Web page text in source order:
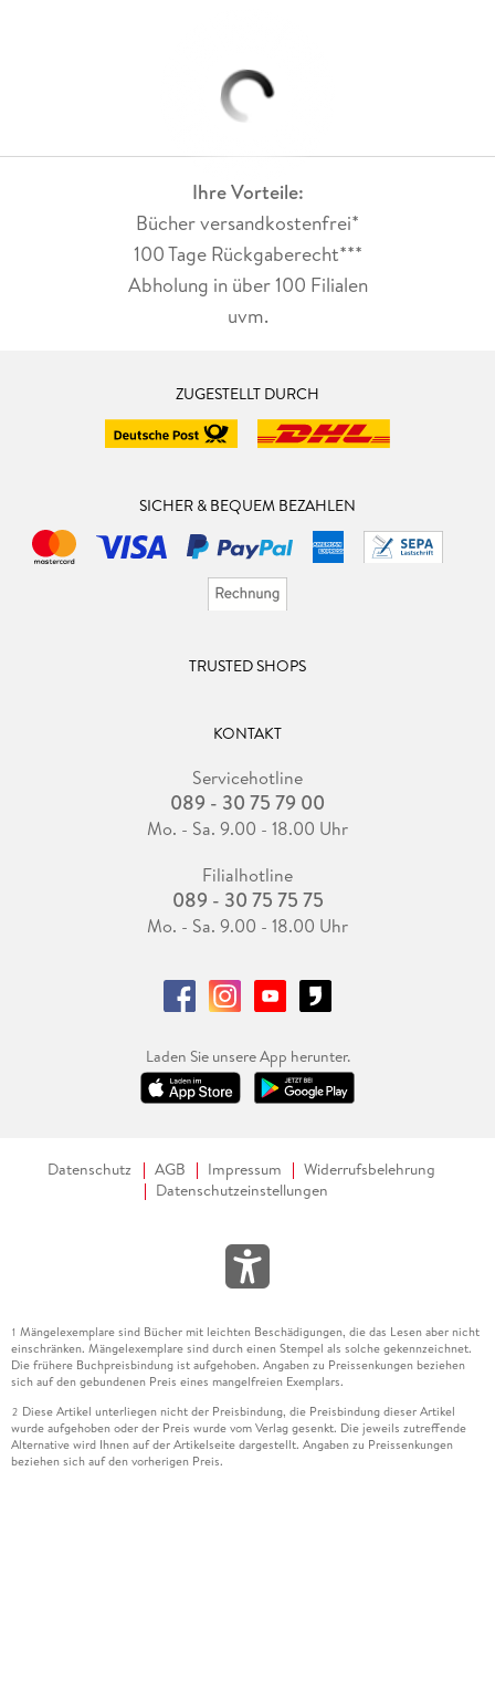
Ihre Vorteile:
Bücher versandkostenfrei*
100 Tage Rückgaberecht***
Abholung in über 100 Filialen
uvm.
ZUGESTELLT DURCH
SICHER & BEQUEM BEZAHLEN
TRUSTED SHOPS
KONTAKT
Servicehotline
089 - 30 75 79 00
Mo. - Sa. 9.00 - 18.00 Uhr
Filialhotline
089 - 30 75 75 75
Mo. - Sa. 9.00 - 18.00 Uhr
Laden Sie unsere App herunter.
Datenschutz AGB Impressum
Widerrufsbelehrung
Datenschutzeinstellungen
1 Mängelexemplare sind Bücher mit leichten Beschädigungen, die das Lesen aber nicht
einschränken. Mängelexemplare sind durch einen Stempel als solche gekennzeichnet.
Die frühere Buchpreisbindung ist aufgehoben. Angaben zu Preissenkungen beziehen
sich auf den gebundenen Preis eines mangelfreien Exemplars.
2 Diese Artikel unterliegen nicht der Preisbindung, die Preisbindung dieser Artikel
wurde aufgehoben oder der Preis wurde vom Verlag gesenkt. Die jeweils zutreffende
Alternative wird Ihnen auf der Artikelseite dargestellt. Angaben zu Preissenkungen
beziehen sich auf den vorherigen Preis.